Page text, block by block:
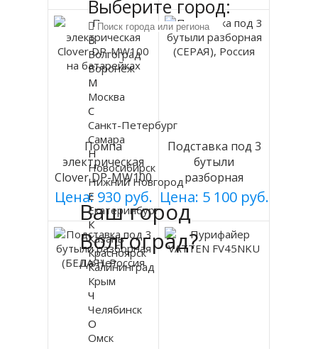
Помпа
электрическая
Clover DP-MW100
на батарейках
Цена: 930 руб.
Подставка под 3
бутыли
разборная
(СЕРАЯ), Россия
Цена: 5 100 руб.
Ваш город
Волгоград?
Да Нет
Выберите город:
В
Волгоград
Воронеж
М
Москва
С
Санкт-Петербург
Самара
Н
Новосибирск
Нижний Новгород
Е
Екатеринбург
К
Казань
Красноярск
Калининград
Крым
Ч
Челябинск
О
Омск